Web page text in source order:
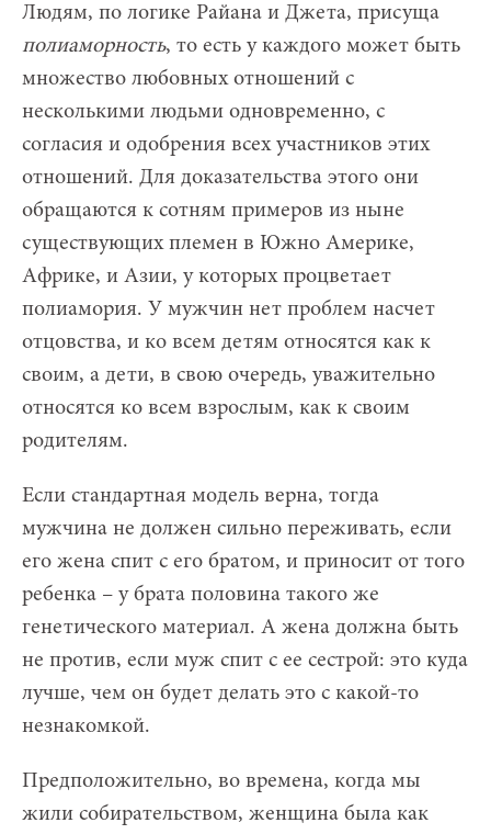
Людям, по логике Райана и Джета, присуща
полиаморность, то есть у каждого может быть
множество любовных отношений с
несколькими людьми одновременно, с
согласия и одобрения всех участников этих
отношений. Для доказательства этого они
обращаются к сотням примеров из ныне
существующих племен в Южно Америке,
Африке, и Азии, у которых процветает
полиамория. У мужчин нет проблем насчет
отцовства, и ко всем детям относятся как к
своим, а дети, в свою очередь, уважительно
относятся ко всем взрослым, как к своим
родителям.
Если стандартная модель верна, тогда
мужчина не должен сильно переживать, если
его жена спит с его братом, и приносит от того
ребенка – у брата половина такого же
генетического материал. А жена должна быть
не против, если муж спит с ее сестрой: это куда
лучше, чем он будет делать это с какой-то
незнакомкой.
Предположительно, во времена, когда мы
жили собирательством, женщина была как